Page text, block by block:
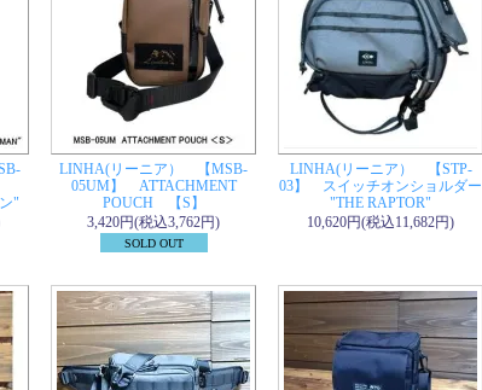
"
LINHA(リーニア） 【MSB-
05UM】 ATTACHMENT
POUCH 【S】
3,420円(税込3,762円)
SOLD OUT
LINHA(リーニア） 【STP-
03】 スイッチオンショルダー
"THE RAPTOR"
10,620円(税込11,682円)